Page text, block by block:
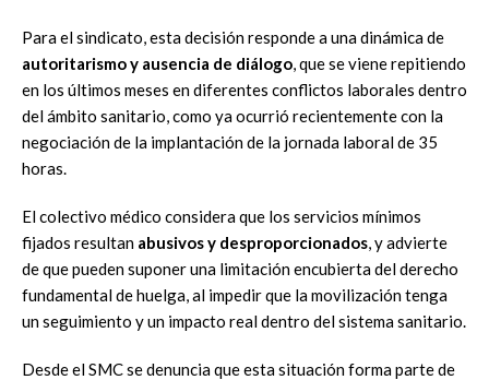
Para el sindicato, esta decisión responde a una dinámica de
autoritarismo y ausencia de diálogo, que se viene repitiendo
en los últimos meses en diferentes conflictos laborales dentro
del ámbito sanitario, como ya ocurrió recientemente con la
negociación de la implantación de la jornada laboral de 35
horas.
El colectivo médico considera que los servicios mínimos
fijados resultan abusivos y desproporcionados, y advierte
de que pueden suponer una limitación encubierta del derecho
fundamental de huelga, al impedir que la movilización tenga
un seguimiento y un impacto real dentro del sistema sanitario.
Desde el SMC se denuncia que esta situación forma parte de